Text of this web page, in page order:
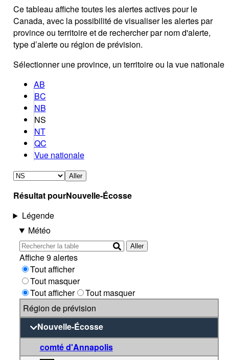
Ce tableau affiche toutes les alertes actives pour le
Canada, avec la possibilité de visualiser les alertes par
province ou territoire et de rechercher par nom d'alerte,
type d’alerte ou région de prévision.
Sélectionner une province, un territoire ou la vue nationale
AB
BC
NB
NS
NT
QC
Vue nationale
Aller
Résultat pourNouvelle-Écosse
Légende
Météo
Aller
Affiche 9 alertes
Tout afficher
Tout masquer
Tout afficher
Tout masquer
Région de prévision
Nouvelle-Écosse
comté d'Annapolis